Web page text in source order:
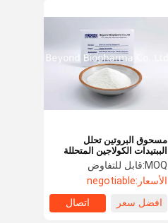
مسحوق البروتين تحلل
الببتيدات الكولاجين المتحللة
الرائحة والطعم ISO9001
MOQ: قابل للتفاوض
الأسعار:negotiable
افضل سعر
اتصال